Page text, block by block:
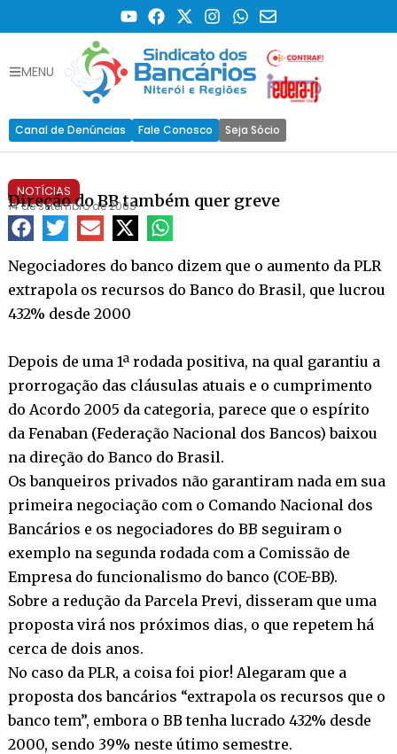
MENU
Canal de Denúncias Fale Conosco Seja Sócio
NOTÍCIAS
Direção do BB também quer greve
14 de setembro de 2005
Negociadores do banco dizem que o aumento da PLR
extrapola os recursos do Banco do Brasil, que lucrou
432% desde 2000
Depois de uma 1ª rodada positiva, na qual garantiu a
prorrogação das cláusulas atuais e o cumprimento
do Acordo 2005 da categoria, parece que o espírito
da Fenaban (Federação Nacional dos Bancos) baixou
na direção do Banco do Brasil.
Os banqueiros privados não garantiram nada em sua
primeira negociação com o Comando Nacional dos
Bancários e os negociadores do BB seguiram o
exemplo na segunda rodada com a Comissão de
Empresa do funcionalismo do banco (COE-BB).
Sobre a redução da Parcela Previ, disseram que uma
proposta virá nos próximos dias, o que repetem há
cerca de dois anos.
No caso da PLR, a coisa foi pior! Alegaram que a
proposta dos bancários “extrapola os recursos que o
banco tem”, embora o BB tenha lucrado 432% desde
2000, sendo 39% neste útimo semestre.